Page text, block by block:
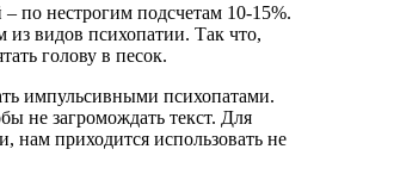
по нестрогим подсчетам 10-15%.
видов психопатии. Так что,
голову в песок.
импульсивными психопатами.
не загромождать текст. Для
нам приходится использовать не